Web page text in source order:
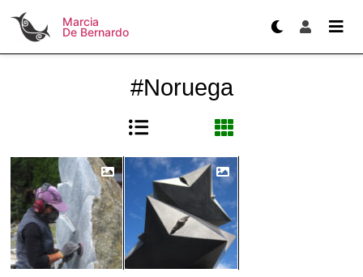
Marcia
De Bernardo
#Noruega